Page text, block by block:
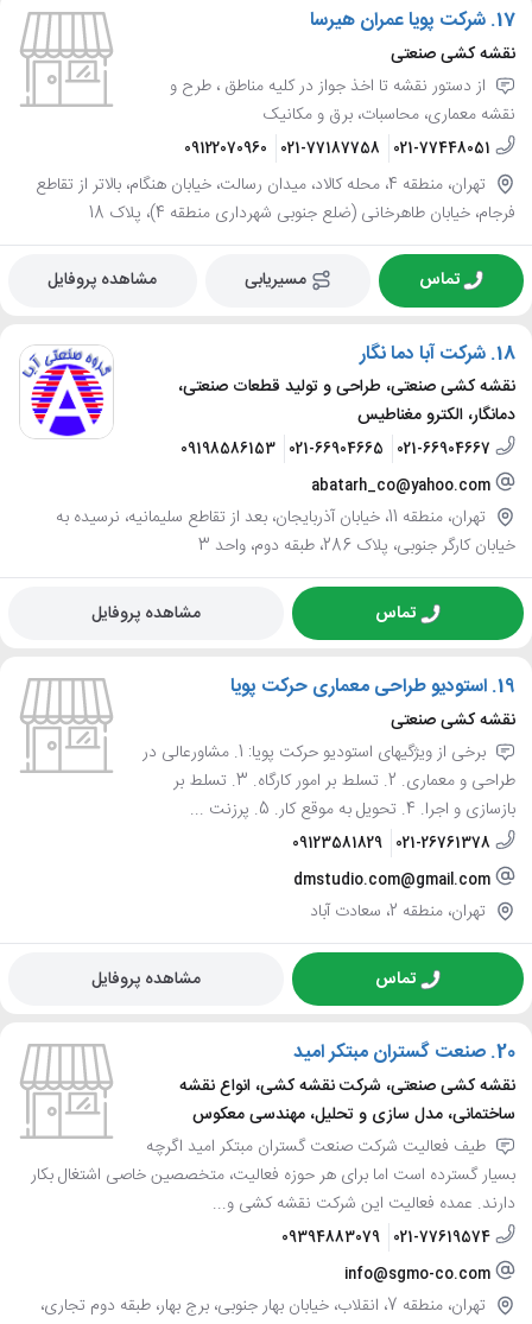
17. شرکت پویا عمران هیرسا
نقشه کشی صنعتی
از دستور نقشه تا اخذ جواز در کلیه مناطق ، طرح و
نقشه معماری، محاسبات، برق و مکانیک
021-77448051
021-77187758
09122070960
تهران، منطقه 4، محله کالاد، میدان رسالت، خیابان هنگام، بالاتر از تقاطع
فرجام، خیابان طاهرخانی (ضلع جنوبی شهرداری منطقه 4)، پلاک 18
تماس مسیریابی مشاهده پروفایل
18. شرکت آبا دما نگار
نقشه کشی صنعتی، طراحی و تولید قطعات صنعتی،
دمانگار، الکترو مغناطیس
021-66904667
021-66904665
09198586153
abatarh_co@yahoo.com
تهران، منطقه 11، خیابان آذربایجان، بعد از تقاطع سلیمانیه، نرسیده به
خیابان کارگر جنوبی، پلاک 286، طبقه دوم، واحد 3
تماس مشاهده پروفایل
19. استودیو طراحی معماری حرکت پویا
نقشه کشی صنعتی
برخی از ویژگیهای استودیو حرکت پویا: 1. مشاورعالی در
طراحی و معماری. 2. تسلط بر امور کارگاه. 3. تسلط بر
بازسازی و اجرا. 4. تحویل به موقع کار. 5. پرزنت ...
021-26761378
09123581829
dmstudio.com@gmail.com
تهران، منطقه 2، سعادت آباد
تماس مشاهده پروفایل
20. صنعت گستران مبتکر امید
نقشه کشی صنعتی، شرکت نقشه کشی، انواع نقشه
ساختمانی، مدل سازی و تحلیل، مهندسی معکوس
طیف فعالیت شرکت صنعت گستران مبتکر امید اگرچه
بسیار گسترده است اما برای هر حوزه فعالیت، متخصصین خاصی اشتغال بکار
دارند. عمده فعالیت این شرکت نقشه کشی و...
021-77619574
09394883079
info@sgmo-co.com
تهران، منطقه 7، انقلاب، خیابان بهار جنوبی، برج بهار، طبقه دوم تجاری،